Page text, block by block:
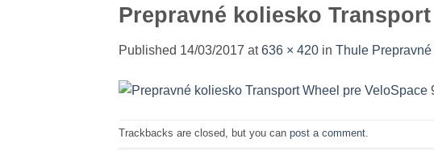
Prepravné koliesko Transport
Published 14/03/2017 at636 × 420 in Thule
Trackbacks are closed, but you can post a comment.